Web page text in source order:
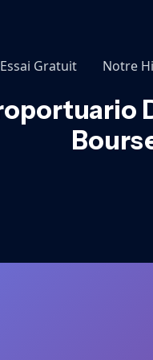
Essai Gratuit Notre